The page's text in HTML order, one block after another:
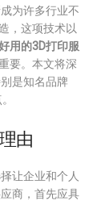
为许多行业不
，这项技术以
用的3D打印服
要。本文将深
是知名品牌
由
让企业和个人
商，首先应具